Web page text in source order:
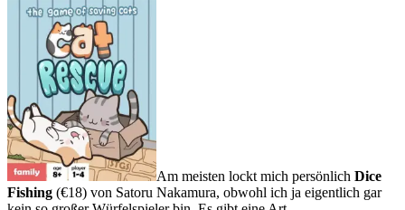
Am meisten lockt mich persönlich Dice
Fishing (€18) von Satoru Nakamura, obwohl ich ja eigentlich gar